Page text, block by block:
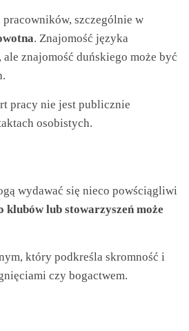
szczególnie w
. Znajomość języka
znajomość duńskiego może być
pracy nie jest publicznie
osobistych.
wydawać się nieco powściągliwi
klubów lub stowarzyszeń może
który podkreśla skromność i
czy bogactwem.